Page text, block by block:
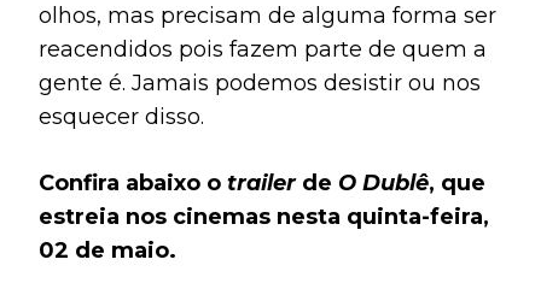
olhos, mas precisam de alguma forma ser
reacendidos pois fazem parte de quem a
gente é. Jamais podemos desistir ou nos
esquecer disso.
Confira abaixo o trailer de O Dublê, que
estreia nos cinemas nesta quinta-feira,
02 de maio.